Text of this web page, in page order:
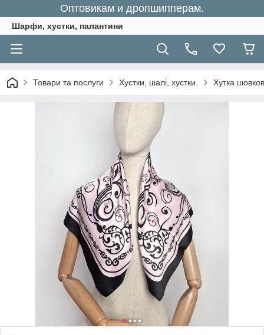
Оптовикам и дропшипперам.
Шарфи, хустки, палантини
Товари та послуги Хустки, шалі, хустки. Хутка